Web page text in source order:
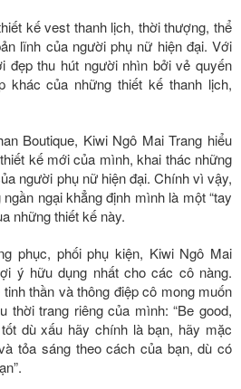
kế vest thanh lịch, thời thượng, thể
lĩnh của người phụ nữ hiện đại. Với
đẹp thu hút người nhìn bởi vẻ quyến
khác của những thiết kế thanh lịch,
Boutique, Kiwi Ngô Mai Trang hiểu
kế mới của mình, khai thác những
người phụ nữ hiện đại. Chính vì vậy,
ngại khẳng định mình là một “tay
những thiết kế này.
phục, phối phụ kiện, Kiwi Ngô Mai
ý hữu dụng nhất cho các cô nàng.
thần và thông điệp cô mong muốn
thời trang riêng của mình: “Be good,
dù xấu hãy chính là bạn, hãy mặc
tỏa sáng theo cách của bạn, dù có